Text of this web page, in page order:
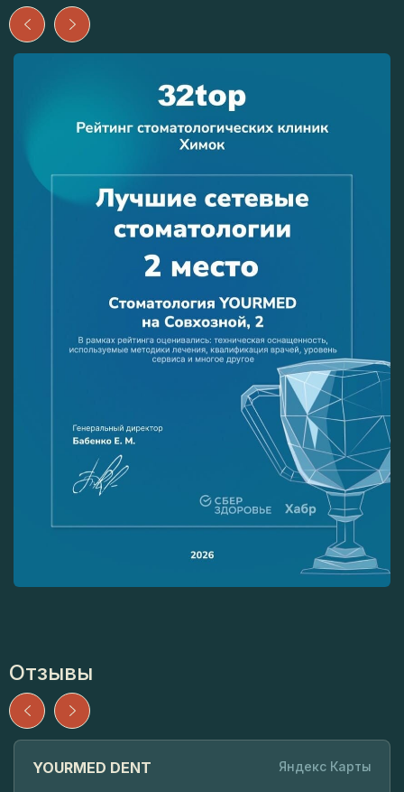
Отзывы
YOURMED DENT Яндекс Карты